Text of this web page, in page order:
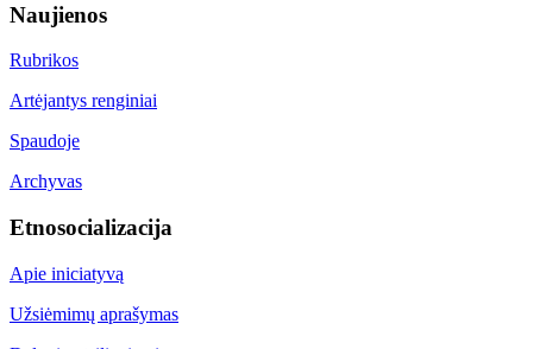
Naujienos
Rubrikos
Artėjantys renginiai
Spaudoje
Archyvas
Etnosocializacija
Apie iniciatyvą
Užsiėmimų aprašymas